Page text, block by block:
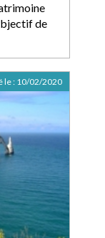
de
le : 10/02/2020